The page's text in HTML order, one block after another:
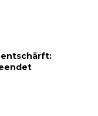
entschärft: